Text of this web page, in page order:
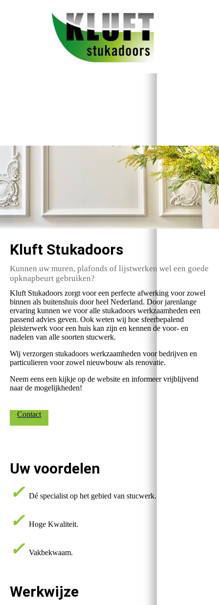
Kluft Stukadoors
Kunnen uw muren, plafonds of lijstwerken wel een goede
opknapbeurt gebruiken?
Kluft Stukadoors zorgt voor een perfecte afwerking voor zowel
binnen als buitenshuis door heel Nederland. Door jarenlange
ervaring kunnen we voor alle stukadoors werkzaamheden een
passend advies geven. Ook weten wij hoe sfeerbepalend
pleisterwerk voor een huis kan zijn en kennen de voor- en
nadelen van alle soorten stucwerk.
Wij verzorgen stukadoors werkzaamheden voor bedrijven en
particulieren voor zowel nieuwbouw als renovatie.
Neem eens een kijkje op de website en informeer vrijblijvend
naar de mogelijkheden!
Contact
Uw voordelen
✓ Dé specialist op het gebied van stucwerk.
✓ Hoge Kwaliteit.
✓ Vakbekwaam.
Werkwijze